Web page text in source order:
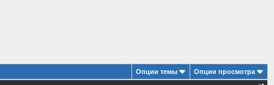
Опции темы
Опции просмотра